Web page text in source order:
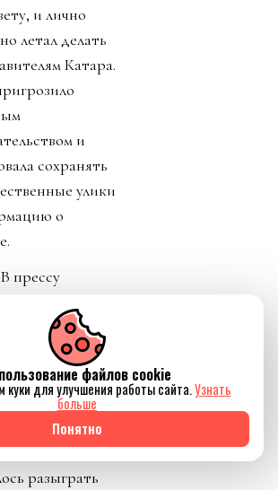
и лично
летал делать
Катара.
и
сохранять
улики
о
прессу
Инфантино
в детстве.
восприняла как
«Жаль тебя.
проваливай». У
только не
разыграть
файлов cookie
куки для улучшения работы сайта.Узнать
больше
Понятно